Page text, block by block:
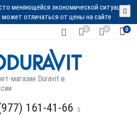
меняющейся экономической ситуацией
может отличаться от цены на сайте
0 0 0
магазин Duravit в
161-41-66